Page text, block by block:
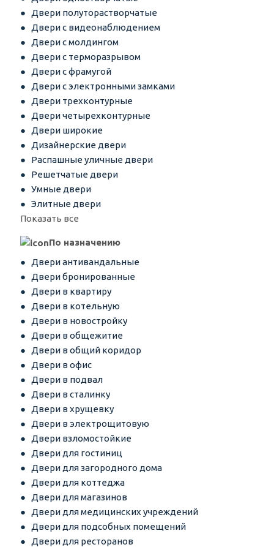
Двери полуторастворчатые
Двери с видеонаблюдением
Двери с молдингом
Двери с терморазрывом
Двери с фрамугой
Двери с электронными замками
Двери трехконтурные
Двери четырехконтурные
Двери широкие
Дизайнерские двери
Распашные уличные двери
Решетчатые двери
Умные двери
Элитные двери
Показать все
По назначению
Двери антивандальные
Двери бронированные
Двери в квартиру
Двери в котельную
Двери в новостройку
Двери в общежитие
Двери в общий коридор
Двери в офис
Двери в подвал
Двери в сталинку
Двери в хрущевку
Двери в электрощитовую
Двери взломостойкие
Двери для гостиниц
Двери для загородного дома
Двери для коттеджа
Двери для магазинов
Двери для медицинских учреждений
Двери для подсобных помещений
Двери для ресторанов